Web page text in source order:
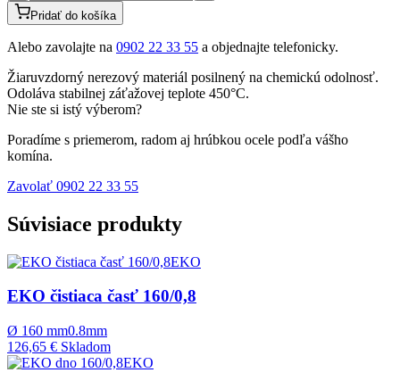
Pridať do košíka
Alebo zavolajte na 0902 22 33 55 a objednajte telefonicky.
Žiaruvzdorný nerezový materiál posilnený na chemickú odolnosť.
Odoláva stabilnej záťažovej teplote 450°C.
Nie ste si istý výberom?
Poradíme s priemerom, radom aj hrúbkou ocele podľa vášho
komína.
Zavolať 0902 22 33 55
Súvisiace produkty
EKO
EKO čistiaca časť 160/0,8
Ø 160 mm0.8mm
126,65 € Skladom
EKO